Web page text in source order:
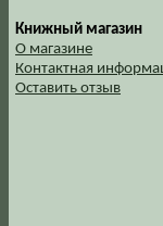
Книжный магазин
О магазине
Контактная
Оставить отзыв